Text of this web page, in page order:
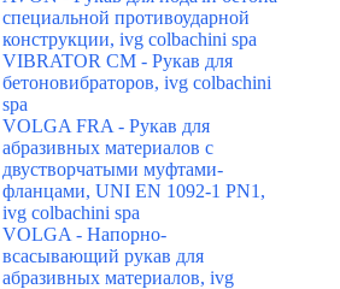
специальной противоударной
конструкции, ivg colbachini spa
VIBRATOR CM - Рукав для
бетоновибраторов, ivg colbachini
spa
VOLGA FRA - Рукав для
абразивных материалов с
двустворчатыми муфтами-
фланцами, UNI EN 1092-1 PN1,
ivg colbachini spa
VOLGA - Напорно-
всасывающий рукав для
абразивных материалов, ivg